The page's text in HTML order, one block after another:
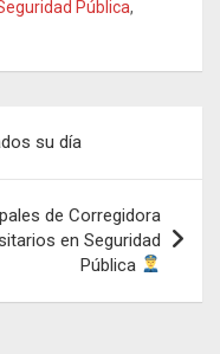
Pública,
su día
de Corregidora
en Seguridad
Pública